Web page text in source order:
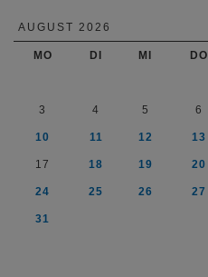
AUGUST 2026
MO DI MI DO
3 4 5 6
10 11 12 13
17 18 19 20
24 25 26 27
31